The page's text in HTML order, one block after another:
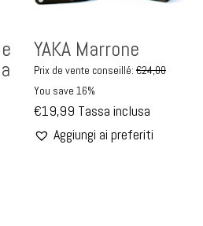
YAKA Marrone
Prix de vente conseillé: €24,00
You save 16%
€19,99 Tassa inclusa
Aggiungi ai preferiti